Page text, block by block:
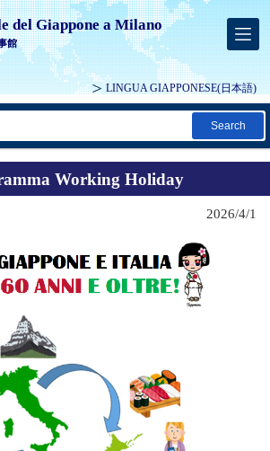
del Giappone a Milano
館
LINGUA GIAPPONESE(日本語)
Search
Working Holiday
2026/4/1